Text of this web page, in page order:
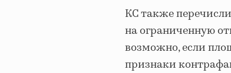
КС также
на ограниченную
возможно, если
признаки